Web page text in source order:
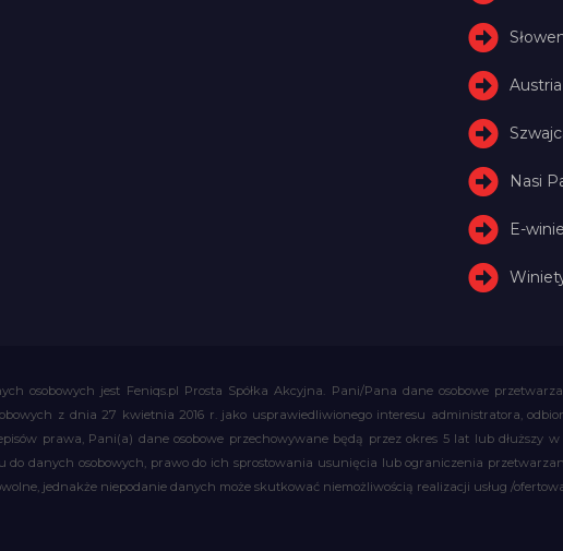
Nasi
E-
osobowych jest Feniqs.pl Prosta Spółka Akcyjna. Pani/Pana dane osobowe
z dnia 27 kwietnia 2016 r. jako usprawiedliwionego interesu administratora,
prawa, Pani(a) dane osobowe przechowywane będą przez okres 5 lat lub dłuższy
danych osobowych, prawo do ich sprostowania usunięcia lub ograniczenia
jednakże niepodanie danych może skutkować niemożliwością realizacji usług /